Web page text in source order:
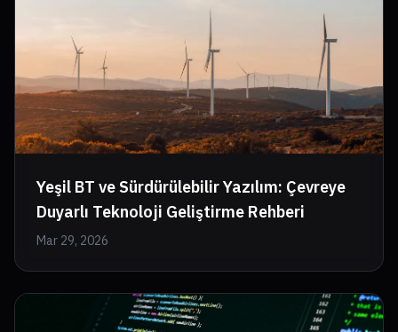
Yeşil BT ve Sürdürülebilir Yazılım: Çevreye
Duyarlı Teknoloji Geliştirme Rehberi
Mar 29, 2026